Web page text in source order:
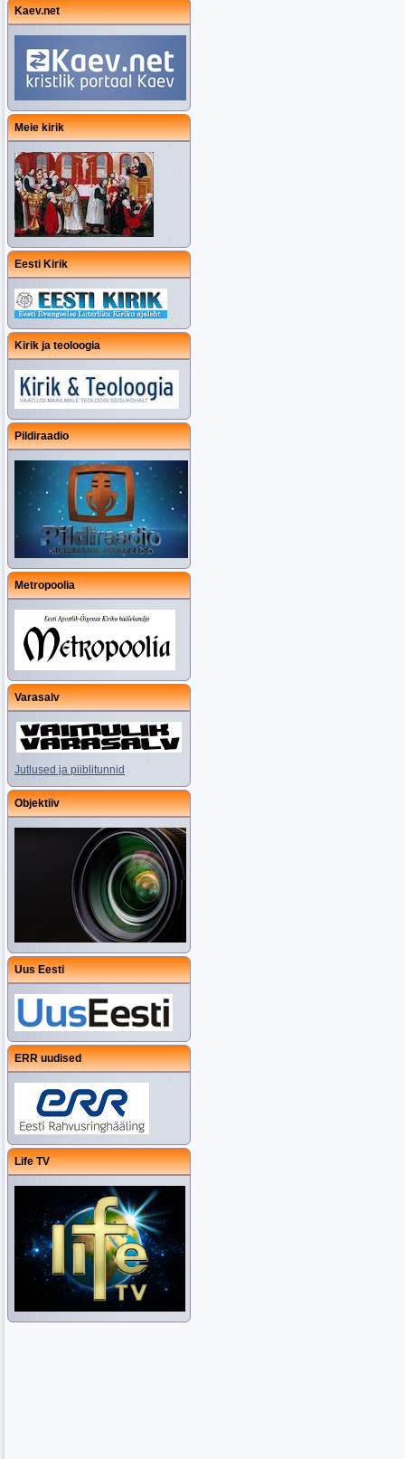
Kaev.net
Meie kirik
Eesti Kirik
Kirik ja teoloogia
Pildiraadio
Metropoolia
Varasalv
Jutlused ja piiblitunnid
Objektiiv
Uus Eesti
ERR uudised
Life TV